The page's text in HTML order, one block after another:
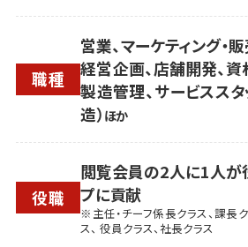
職種
営業、マーケティング・
経営企画、店舗開発、資
製造管理、サービススタ
造）ほか
役職
閲覧会員の2人に1人が
プに貢献
※主任・チーフ係長クラス、課長
ス、 役員クラス、社長クラス